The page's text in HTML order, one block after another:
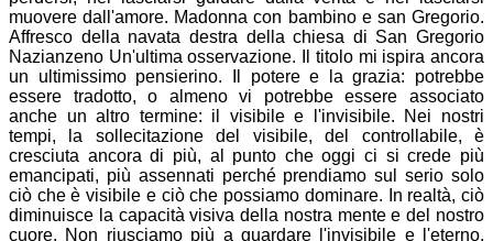
muovere dall'amore. Madonna con bambino e san Gregorio.
Affresco della navata destra della chiesa di San Gregorio
Nazianzeno Un'ultima osservazione. Il titolo mi ispira ancora
un ultimissimo pensierino. Il potere e la grazia: potrebbe
essere tradotto, o almeno vi potrebbe essere associato
anche un altro termine: il visibile e l'invisibile. Nei nostri
tempi, la sollecitazione del visibile, del controllabile, è
cresciuta ancora di più, al punto che oggi ci si crede più
emancipati, più assennati perché prendiamo sul serio solo
ciò che è visibile e ciò che possiamo dominare. In realtà, ciò
diminuisce la capacità visiva della nostra mente e del nostro
cuore. Non riusciamo più a guardare l'invisibile e l'eterno,